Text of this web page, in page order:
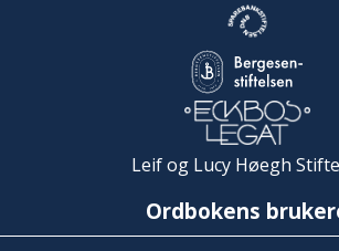
Leif og Lucy Høegh
Ordbokens